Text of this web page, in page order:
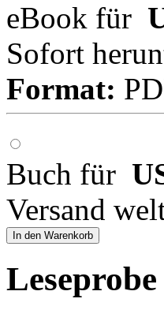
eBook für
Sofort
Format:
Buch für
Versand
In den Warenkorb
Leseprobe